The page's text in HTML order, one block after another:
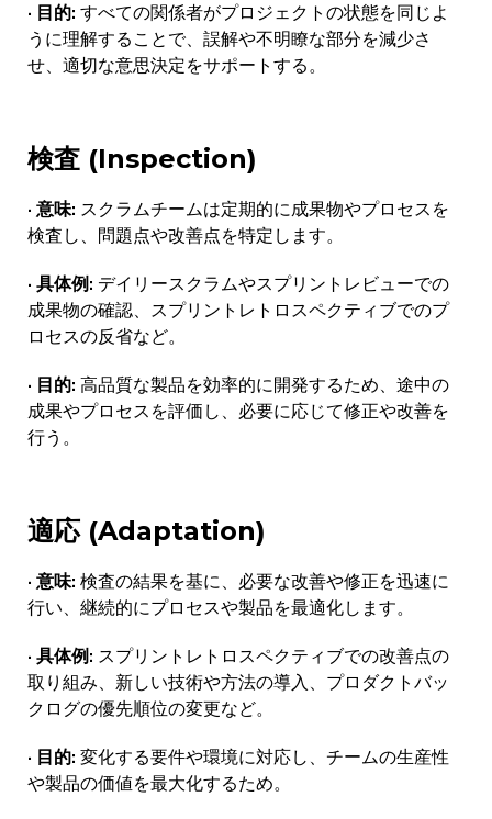
· 目的: すべての関係者がプロジェクトの状態を同じよ
うに理解することで、誤解や不明瞭な部分を減少さ
せ、適切な意思決定をサポートする。
検査 (Inspection)
· 意味: スクラムチームは定期的に成果物やプロセスを
検査し、問題点や改善点を特定します。
· 具体例: デイリースクラムやスプリントレビューでの
成果物の確認、スプリントレトロスペクティブでのプ
ロセスの反省など。
· 目的: 高品質な製品を効率的に開発するため、途中の
成果やプロセスを評価し、必要に応じて修正や改善を
行う。
適応 (Adaptation)
· 意味: 検査の結果を基に、必要な改善や修正を迅速に
行い、継続的にプロセスや製品を最適化します。
· 具体例: スプリントレトロスペクティブでの改善点の
取り組み、新しい技術や方法の導入、プロダクトバッ
クログの優先順位の変更など。
· 目的: 変化する要件や環境に対応し、チームの生産性
や製品の価値を最大化するため。